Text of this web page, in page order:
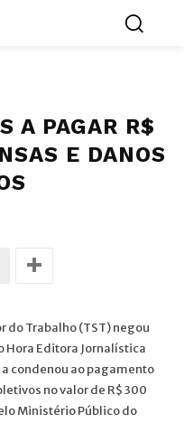
A PAGAR R$
E DANOS
do Trabalho (TST) negou
Hora Editora Jornalística
condenou ao pagamento
no valor de R$ 300
Ministério Público do